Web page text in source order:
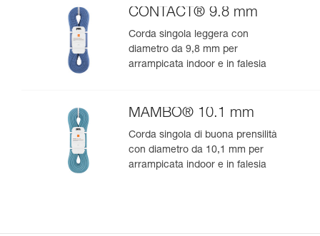
CONTACT® 9.8 mm
Corda singola leggera con
diametro da 9,8 mm per
arrampicata indoor e in falesia
MAMBO® 10.1 mm
Corda singola di buona prensilità
con diametro da 10,1 mm per
arrampicata indoor e in falesia